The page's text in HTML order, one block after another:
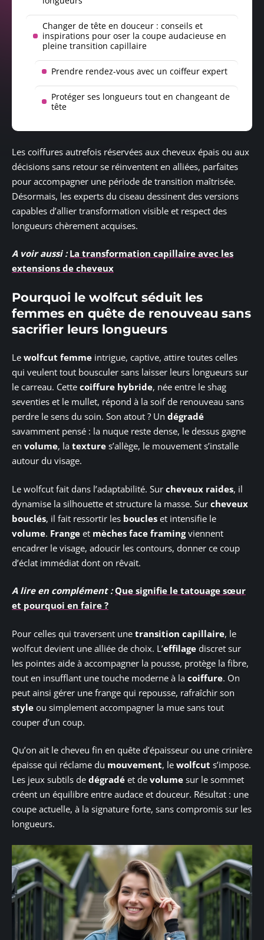
Changer de tête en douceur : conseils et
inspirations pour oser la coupe audacieuse en
pleine transition capillaire
Prendre rendez-vous avec un coiffeur expert
Protéger ses longueurs tout en changeant de
tête
Les coiffures autrefois réservées aux cheveux épais ou aux
décisions sans retour se réinventent en alliées, parfaites
pour accompagner une période de transition maîtrisée.
Désormais, les experts du ciseau dessinent des versions
capables d’allier transformation visible et respect des
longueurs chèrement acquises.
A voir aussi : La transformation capillaire avec les
extensions de cheveux
Pourquoi le wolfcut séduit les
femmes en quête de renouveau sans
sacrifier leurs longueurs
Le wolfcut femme intrigue, captive, attire toutes celles
qui veulent tout bousculer sans laisser leurs longueurs sur
le carreau. Cette coiffure hybride, née entre le shag
seventies et le mullet, répond à la soif de renouveau sans
perdre le sens du soin. Son atout ? Un dégradé
savamment pensé : la nuque reste dense, le dessus gagne
en volume, la texture s’allège, le mouvement s’installe
autour du visage.
Le wolfcut fait dans l’adaptabilité. Sur cheveux raides, il
dynamise la silhouette et structure la masse. Sur cheveux
bouclés, il fait ressortir les boucles et intensifie le
volume. Frange et mèches face framingviennent
encadrer le visage, adoucir les contours, donner ce coup
d’éclat immédiat dont on rêvait.
A lire en complément : Que signifie le tatouage sœur
et pourquoi en faire ?
Pour celles qui traversent une transition capillaire, le
wolfcut devient une alliée de choix. L’effilage discret sur
les pointes aide à accompagner la pousse, protège la fibre,
tout en insufflant une touche moderne à la coiffure. On
peut ainsi gérer une frange qui repousse, rafraîchir son
style ou simplement accompagner la mue sans tout
couper d’un coup.
Qu’on ait le cheveu fin en quête d’épaisseur ou une crinière
épaisse qui réclame du mouvement, le wolfcut s’impose.
Les jeux subtils de dégradé et de volume sur le sommet
créent un équilibre entre audace et douceur. Résultat : une
coupe actuelle, à la signature forte, sans compromis sur les
longueurs.